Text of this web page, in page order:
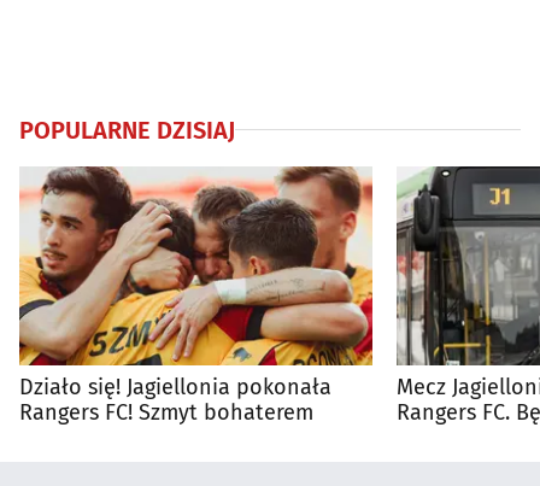
POPULARNE DZISIAJ
Działo się! Jagiellonia pokonała
Rangers FC! Szmyt bohaterem
Mecz
Rangers FC.